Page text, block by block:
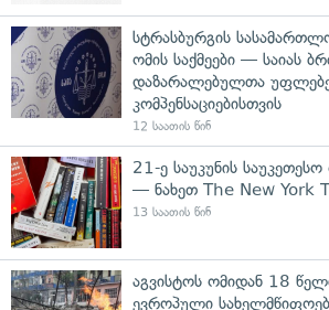
სტრასბურგის
ომის საქმეები — საიას
დაზარალებულთა
კომპენსაციებისთვის
12 საათის წინ
21-ე საუკუნის
— ნახეთ The New York
13 საათის წინ
აგვისტოს ომიდან 18
ევროპული